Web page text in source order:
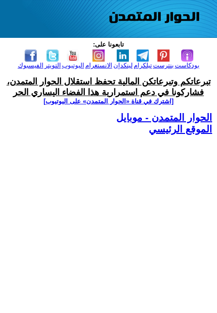
تابعونا على:
الفيسبوك التويتر اليوتيوب الانستغرام لينكدإن تيلكرامبنترست بودكاست
تبرعاتكم وتبرعاتكن المالية تحفظ استقلال الحوار المتمدن،
فشاركونا في دعم استمرارية هذا الفضاء اليساري الحر
[اشترك في قناة ‫«الحوار المتمدن» على اليوتيوب]
الحوار المتمدن - موبايل
الموقع الرئيسي